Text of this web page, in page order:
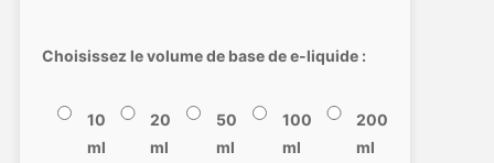
Choisissez le volume de base de e-liquide :
10
ml
20
ml
50
ml
100
ml
200
ml